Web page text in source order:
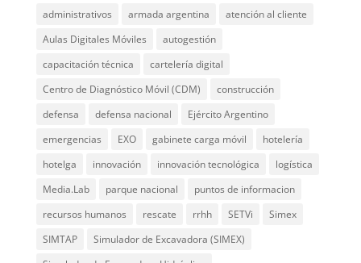
administrativos armada argentina
atención al cliente
Aulas Digitales Móviles
autogestión
capacitación técnica
cartelería digital
Centro de Diagnóstico Móvil (CDM)
construcción
defensa
defensa nacional
Ejército Argentino
emergencias
EXO gabinete carga móvil
hotelería
hotelga
innovación innovación tecnológica
logística
Media.Lab
parque nacional
puntos de informacion
recursos humanos
rescate rrhh SETVi
Simex
SIMTAP
Simulador de Excavadora (SIMEX)